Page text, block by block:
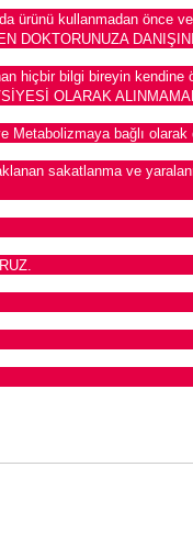
ürünü kullanmadan önce
DOKTORUNUZA
hiçbir bilgi bireyin kendine
OLARAK
Metabolizmaya bağlı
sakatlanma ve